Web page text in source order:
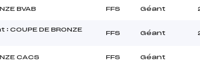
BVAB FFS Géant
COUPE DE BRONZE
FFS Géant
CACS FFS Géant